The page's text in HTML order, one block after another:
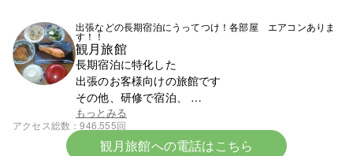
出張などの長期宿泊にうってつけ！各部屋 エアコンありま
す！！
観月旅館
長期宿泊に特化した
出張のお客様向けの旅館です
その他、研修で宿泊、
スポーツ少年団での団体宿泊なども受け付けており
ます
まずはお電話ください。0142-23-1393です。
もっとみる
アクセス総数 946,555回
観月旅館への電話はこちら